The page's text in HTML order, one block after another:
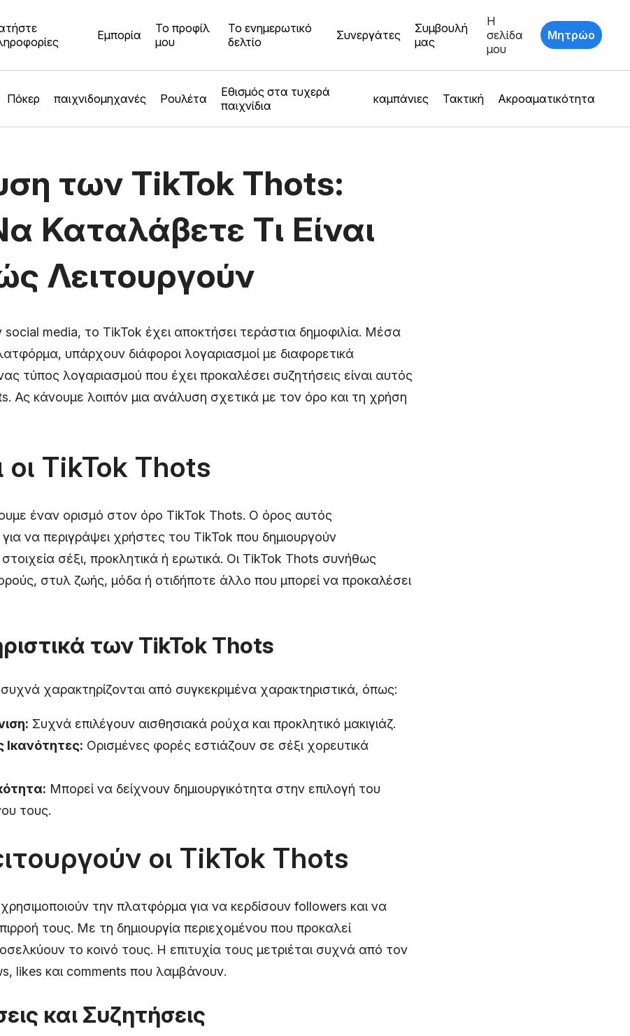
Εμπορία
Το προφίλ
μου
Το ενημερωτικό
δελτίο
Συνεργάτες
Συμβουλή
μας
Η
σελίδα
μου
Μητρώο
Πόκερ παιχνιδομηχανές Ρουλέτα
Εθισμός στα τυχερά
παιχνίδια
καμπάνιες Τακτική Ακροαματικότητα
των TikTok Thots:
Καταλάβετε Τι Είναι
Λειτουργούν
media, το TikTok έχει αποκτήσει τεράστια δημοφιλία. Μέσα
υπάρχουν διάφοροι λογαριασμοί με διαφορετικά
τύπος λογαριασμού που έχει προκαλέσει συζητήσεις είναι αυτός
Ας κάνουμε λοιπόν μια ανάλυση σχετικά με τον όρο και τη χρήση
οι TikTok Thots
έναν ορισμό στον όρο TikTok Thots. Ο όρος αυτός
για να περιγράψει χρήστες του TikTok που δημιουργούν
σέξι, προκλητικά ή ερωτικά. Οι TikTok Thots συνήθως
στυλ ζωής, μόδα ή οτιδήποτε άλλο που μπορεί να προκαλέσει
των TikTok Thots
χαρακτηρίζονται από συγκεκριμένα χαρακτηριστικά, όπως:
Συχνά επιλέγουν αισθησιακά ρούχα και προκλητικό μακιγιάζ.
Ικανότητες: Ορισμένες φορές εστιάζουν σε σέξι χορευτικά
Μπορεί να δείχνουν δημιουργικότητα στην επιλογή του
τους.
οι TikTok Thots
την πλατφόρμα για να κερδίσουν followers και να
τους. Με τη δημιουργία περιεχομένου που προκαλεί
το κοινό τους. Η επιτυχία τους μετριέται συχνά από τον
likes και comments που λαμβάνουν.
και Συζητήσεις